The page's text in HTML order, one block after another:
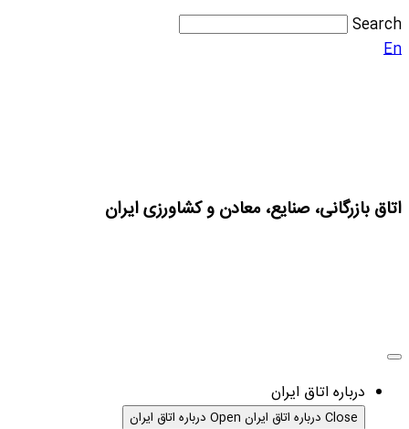
Search
En
اتاق بازرگانی، صنایع، معادن و کشاورزی ایران
درباره اتاق ایران
Close درباره اتاق ایران Open درباره اتاق ایران